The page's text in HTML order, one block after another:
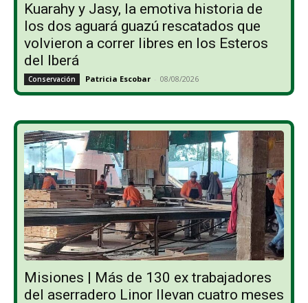
Kuarahy y Jasy, la emotiva historia de
los dos aguará guazú rescatados que
volvieron a correr libres en los Esteros
del Iberá
Conservación Patricia Escobar - 08/08/2026
Misiones | Más de 130 ex trabajadores
del aserradero Linor llevan cuatro meses